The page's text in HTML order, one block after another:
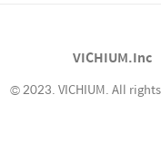
VICHIUM.Inc
© 2023. VICHIUM. All